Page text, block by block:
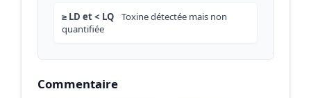
≥ LD et < LQ
Toxine détectée mais non
quantifiée
Commentaire